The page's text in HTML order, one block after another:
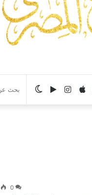
الوضع‏Google
انستقرام
0